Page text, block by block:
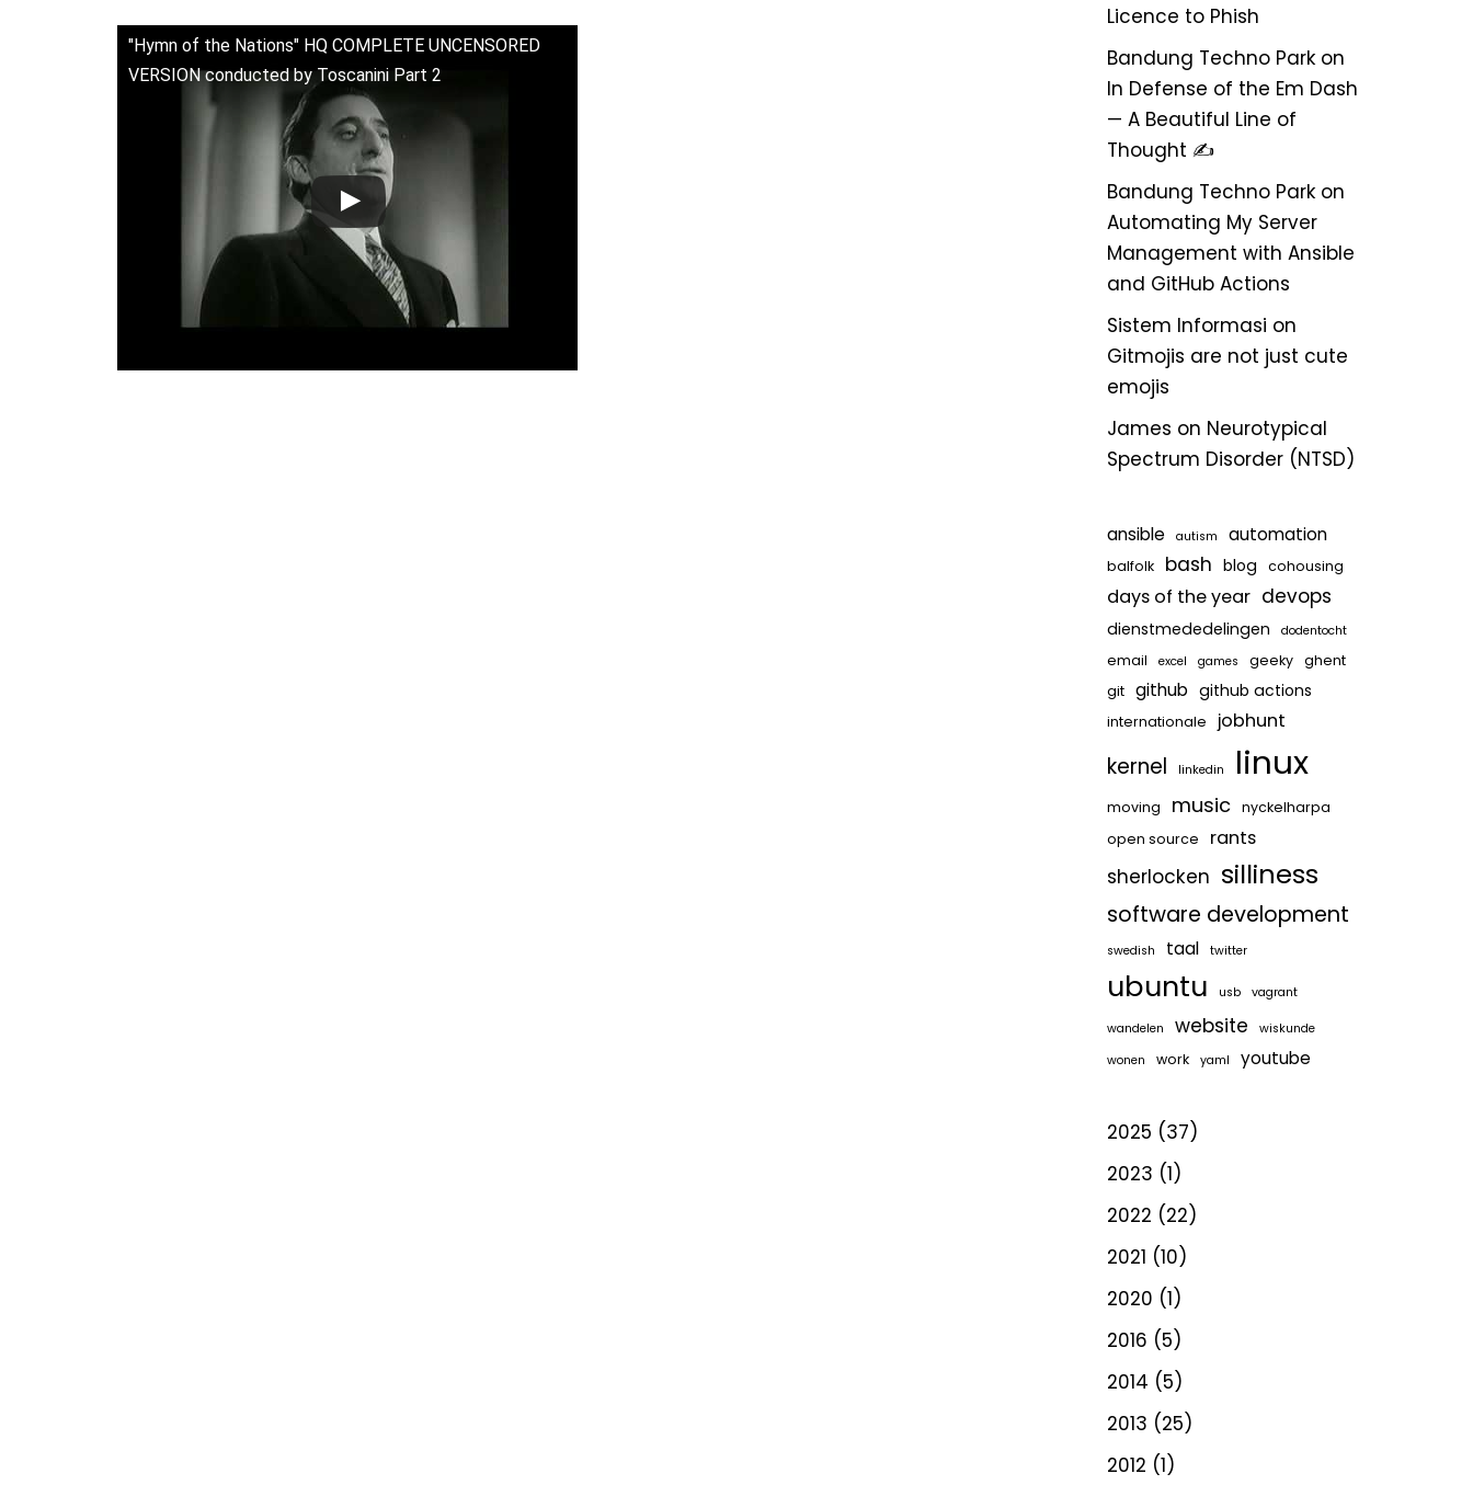
"Hymn of the Nations" HQ COMPLETE UNCENSORED
VERSION conducted by Toscanini Part 2
Licence to Phish
Bandung Techno Parkon
In Defense of the Em Dash
— A Beautiful Line of
Thought ✍️
Bandung Techno Parkon
Automating My Server
Management with Ansible
and GitHub Actions
Sistem Informasi on
Gitmojis are not just cute
emojis
James on Neurotypical
Spectrum Disorder (NTSD)
ansible autism automation
balfolk bash blog cohousing
days of the year devops
dienstmededelingen dodentocht
email excel games geeky
ghent
git
github github actions
internationale jobhunt
kernel linkedin linux
moving music
nyckelharpa
open source
rants
sherlocken silliness
software development
swedish taal twitter
ubuntu usb vagrant
wandelen website
wiskunde
wonen
work yaml youtube
2025 (37)
2023 (1)
2022 (22)
2021 (10)
2020 (1)
2016 (5)
2014 (5)
2013 (25)
2012 (1)